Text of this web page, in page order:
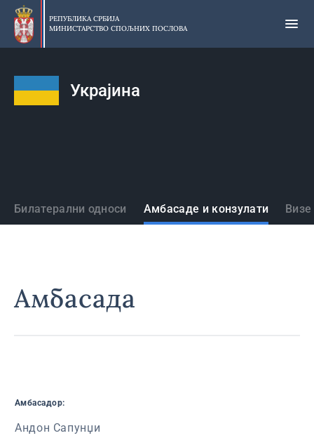
Прескочи
главни
део
РЕПУБЛИКА СРБИЈА
МИНИСТАРСТВО СПОЉНИХ ПОСЛОВА
Украјина
Државе
Билатерални односи Амбасаде и конзулати
Амбасада
Амбасадор:
Андон Сапунџи